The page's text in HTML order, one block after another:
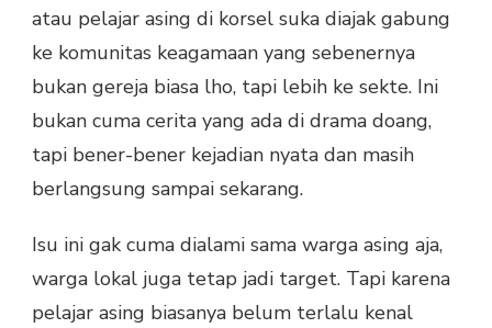
atau pelajar asing di korsel suka diajak gabung
ke komunitas keagamaan yang sebenernya
bukan gereja biasa lho, tapi lebih ke sekte. Ini
bukan cuma cerita yang ada di drama doang,
tapi bener-bener kejadian nyata dan masih
berlangsung sampai sekarang.
Isu ini gak cuma dialami sama warga asing aja,
warga lokal juga tetap jadi target. Tapi karena
pelajar asing biasanya belum terlalu kenal